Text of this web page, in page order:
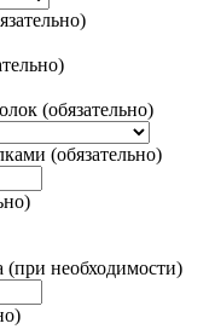
(обязательно)
(обязательно)
(при необходимости)